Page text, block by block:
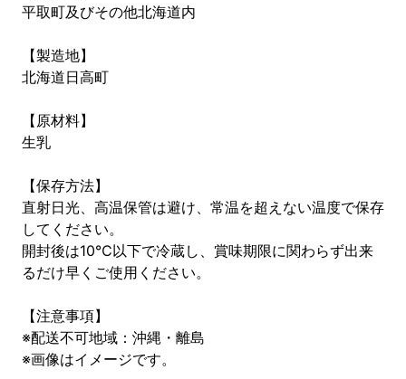
平取町及びその他北海道内
【製造地】
北海道日高町
【原材料】
生乳
【保存方法】
直射日光、高温保管は避け、常温を超えない温度で保存
してください。
開封後は10℃以下で冷蔵し、賞味期限に関わらず出来
るだけ早くご使用ください。
【注意事項】
※配送不可地域：沖縄・離島
※画像はイメージです。